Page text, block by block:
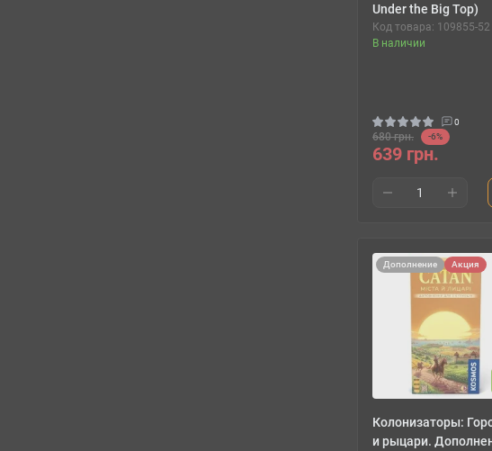
Under the Big Top)
Код товара: 109855-52
В наличии
0
680 грн. -6%
639 грн.
Дополнение Акция
Колонизаторы:
и рыцари.